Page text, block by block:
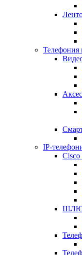
Телефония
IP-
Cisco